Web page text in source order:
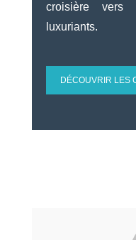
croisière
luxuriants.
DÉCOUVRIR LES